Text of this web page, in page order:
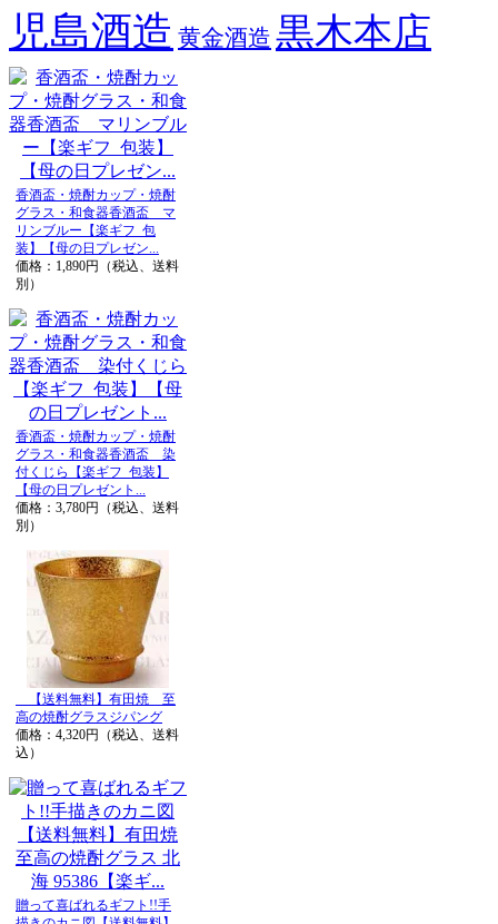
児島酒造 黄金酒造 黒木本店
香酒盃・焼酎カップ・焼酎
グラス・和食器香酒盃 マ
リンブルー【楽ギフ_包
装】【母の日プレゼン...
価格：1,890円（税込、送料
別）
香酒盃・焼酎カップ・焼酎
グラス・和食器香酒盃 染
付くじら【楽ギフ_包装】
【母の日プレゼント...
価格：3,780円（税込、送料
別）
【送料無料】有田焼 至
高の焼酎グラスジパング
価格：4,320円（税込、送料
込）
贈って喜ばれるギフト!!手